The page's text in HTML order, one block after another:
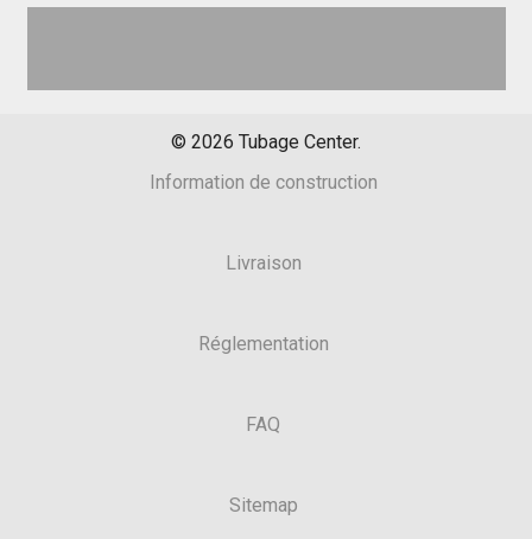
© 2026 Tubage Center.
Information de construction
Livraison
Réglementation
FAQ
Sitemap